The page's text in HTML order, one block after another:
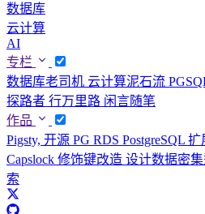
数据库
云计算
AI
专栏
数据库老司机 云计算泥石流
探路者 行万里路 闲言随笔
作品
Pigsty, 开源 PG RDS PostgreSQL
Capslock 修饰键改造 设计数据密集
索